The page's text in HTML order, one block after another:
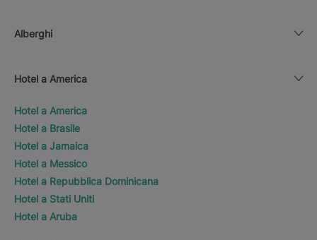
Alberghi
Hotel a America
Hotel a America
Hotel a Brasile
Hotel a Jamaica
Hotel a Messico
Hotel a Repubblica Dominicana
Hotel a Stati Uniti
Hotel a Aruba